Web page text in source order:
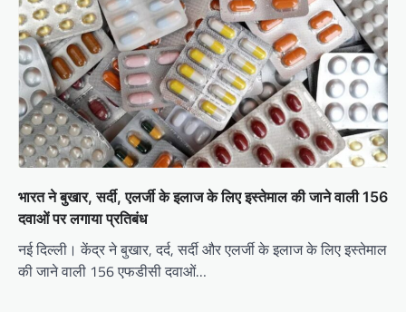
भारत ने बुखार, सर्दी, एलर्जी के इलाज के लिए इस्तेमाल की जाने वाली 156
दवाओं पर लगाया प्रतिबंध
नई दिल्ली। केंद्र ने बुखार, दर्द, सर्दी और एलर्जी के इलाज के लिए इस्तेमाल
की जाने वाली 156 एफडीसी दवाओं…